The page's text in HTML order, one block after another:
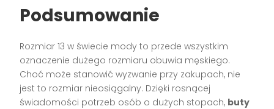
Podsumowanie
Rozmiar 13 w świecie mody to przede wszystkim
oznaczenie dużego rozmiaru obuwia męskiego.
Choć może stanowić wyzwanie przy zakupach, nie
jest to rozmiar nieosiągalny. Dzięki rosnącej
świadomości potrzeb osób o dużych stopach, buty